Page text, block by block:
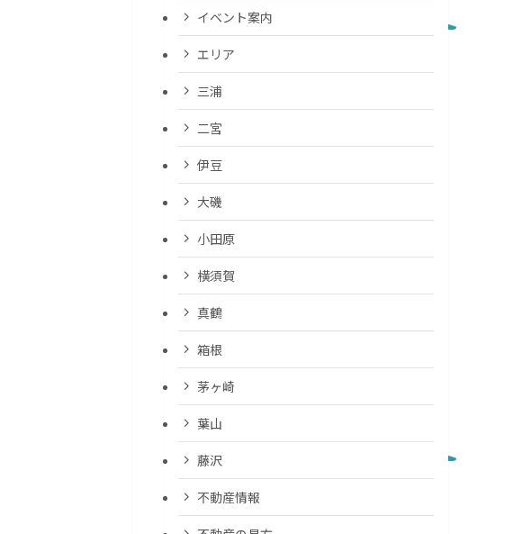
イベント案内
エリア
三浦
二宮
伊豆
大磯
小田原
横須賀
真鶴
箱根
茅ヶ崎
葉山
藤沢
不動産情報